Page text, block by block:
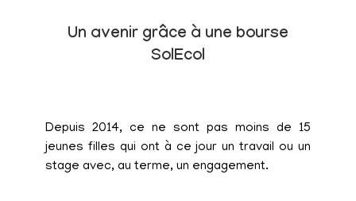
Un avenir grâce à une bourse
SolEcol
Depuis 2014, ce ne sont pas moins de 15
jeunes filles qui ont à ce jour un travail ou un
stage avec, au terme, un engagement.